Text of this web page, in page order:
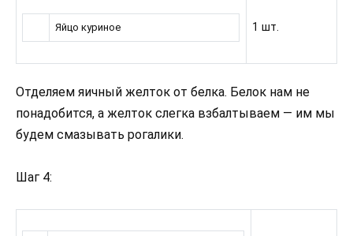
Яйцо куриное 1 шт.
Отделяем яичный желток от белка. Белок нам не
понадобится, а желток слегка взбалтываем — им мы
будем смазывать рогалики.
Шаг 4: